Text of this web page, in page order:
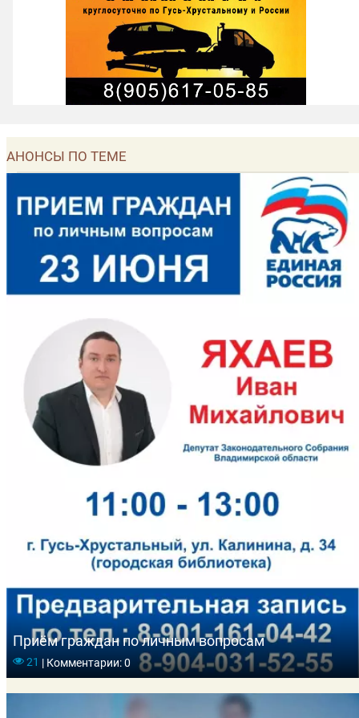
экономике и инвестициям (кабинет №49)
АНОНСЫ ПО ТЕМЕ
Приём граждан по личным вопросам
21 |Комментарии: 0